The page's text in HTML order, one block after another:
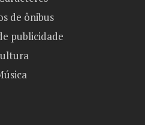
de ônibus
publicidade